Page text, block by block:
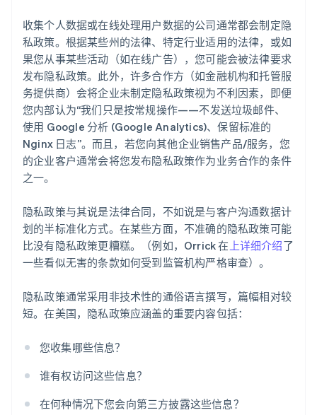
收集个人数据或在线处理用户数据的公司通常都会制定隐
私政策。根据某些州的法律、特定行业适用的法律，或如
果您从事某些活动（如在线广告），您可能会被法律要求
发布隐私政策。此外，许多合作方（如金融机构和托管服
务提供商）会将企业未制定隐私政策视为不利因素，即便
您内部认为“我们只是按常规操作——不发送垃圾邮件、
使用 Google 分析 (Google Analytics)、保留标准的
Nginx 日志”。而且，若您向其他企业销售产品/服务，您
的企业客户通常会将您发布隐私政策作为业务合作的条件
之一。
隐私政策与其说是法律合同，不如说是与客户沟通数据计
划的半标准化方式。在某些方面，不准确的隐私政策可能
比没有隐私政策更糟糕。（例如，Orrick 在 上详细介绍了
一些看似无害的条款如何受到监管机构严格审查）。
隐私政策通常采用非技术性的通俗语言撰写，篇幅相对较
短。在美国，隐私政策应涵盖的重要内容包括：
您收集哪些信息？
谁有权访问这些信息？
在何种情况下您会向第三方披露这些信息？